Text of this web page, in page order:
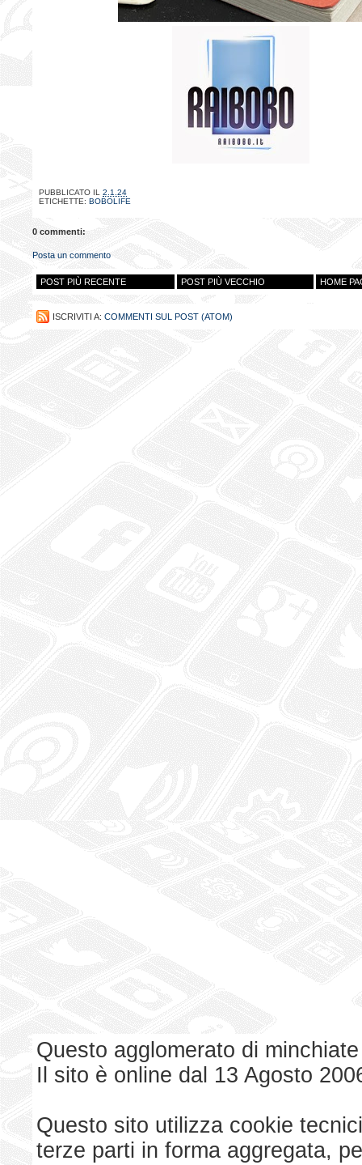
PUBBLICATO IL 2.1.24
ETICHETTE: BOBOLIFE
0 commenti:
Posta un commento
POST PIÙ RECENTE POST PIÙ VECCHIO HOME
ISCRIVITI A: COMMENTI SUL POST (ATOM)
Questo agglomerato di
Il sito è online dal 13 Agosto
Questo sito utilizza cookie
terze parti in forma aggregata,